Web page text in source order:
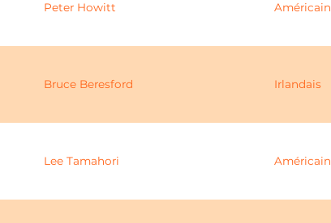
Peter Howitt Américain
Bruce Beresford Irlandais
Lee Tamahori Américain